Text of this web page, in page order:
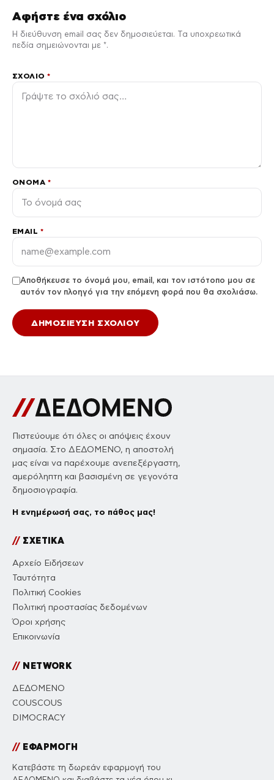
Αφήστε ένα σχόλιο
Η διεύθυνση email σας δεν δημοσιεύεται. Τα υποχρεωτικά
πεδία σημειώνονται με *.
ΣΧΌΛΙΟ*
ΌΝΟΜΑ *
EMAIL *
Αποθήκευσε το όνομά μου, email, και τον ιστότοπο μου σε
αυτόν τον πλοηγό για την επόμενη φορά που θα σχολιάσω.
Πιστεύουμε ότι όλες οι απόψεις έχουν
σημασία. Στο ΔΕΔΟΜΕΝΟ, η αποστολή
μας είναι να παρέχουμε ανεπεξέργαστη,
αμερόληπτη και βασισμένη σε γεγονότα
δημοσιογραφία.
Η ενημέρωσή σας, το πάθος μας!
//ΣΧΕΤΙΚΑ
Αρχείο Ειδήσεων
Ταυτότητα
Πολιτική Cookies
Πολιτική προστασίας δεδομένων
Όροι χρήσης
Επικοινωνία
//NETWORK
ΔΕΔΟΜΕΝΟ
COUSCOUS
DIMOCRACY
//ΕΦΑΡΜΟΓΗ
Κατεβάστε τη δωρεάν εφαρμογή του